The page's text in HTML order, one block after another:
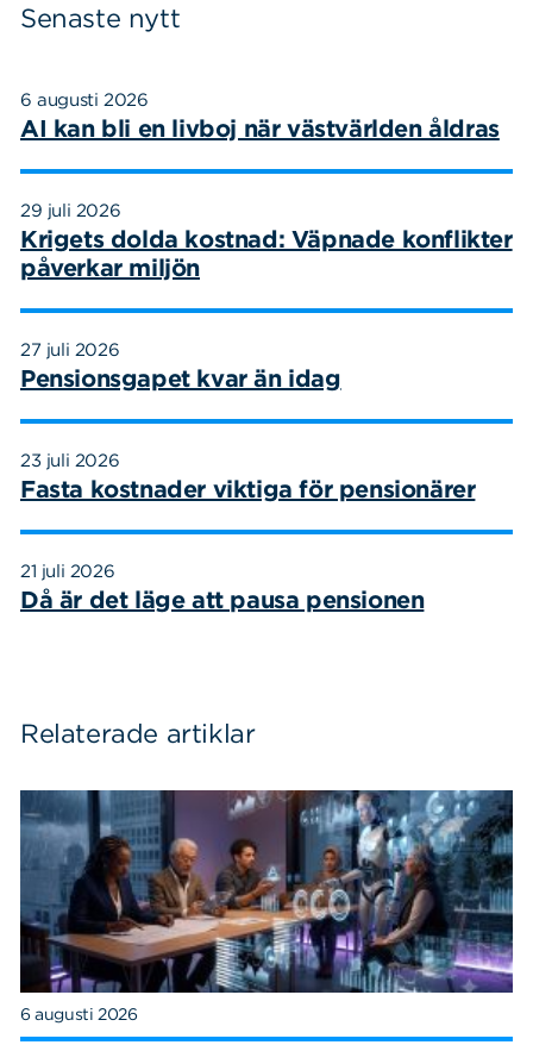
Senaste nytt
6 augusti 2026
AI kan bli en livboj när västvärlden åldras
29 juli 2026
Krigets dolda kostnad: Väpnade konflikter
påverkar miljön
27 juli 2026
Pensionsgapet kvar än idag
23 juli 2026
Fasta kostnader viktiga för pensionärer
21 juli 2026
Då är det läge att pausa pensionen
Relaterade artiklar
6 augusti 2026